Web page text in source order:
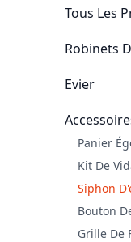
Tous Les
Robinets
Evier
Panier
Kit De
Siphon
Bouton
Grille De